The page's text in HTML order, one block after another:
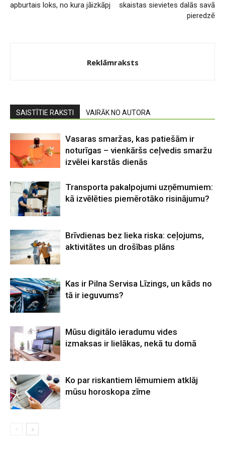
apburtais loks, no kura jāizkāpj
skaistas sievietes dalās savā
pieredzē
Reklāmraksts
SAISTĪTIE RAKSTI VAIRĀK NO AUTORA
Vasaras smaržas, kas patiešām ir
noturīgas – vienkāršs ceļvedis smaržu
izvēlei karstās dienās
Transporta pakalpojumi uzņēmumiem:
kā izvēlēties piemērotāko risinājumu?
Brīvdienas bez lieka riska: ceļojums,
aktivitātes un drošības plāns
Kas ir Pilna Servisa Līzings, un kāds no
tā ir ieguvums?
Mūsu digitālo ieradumu vides
izmaksas ir lielākas, nekā tu domā
Ko par riskantiem lēmumiem atklāj
mūsu horoskopa zīme